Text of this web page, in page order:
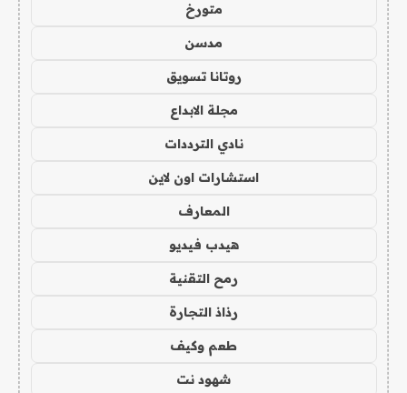
متورخ
مدسن
روتانا تسويق
مجلة الابداع
نادي الترددات
استشارات اون لاين
المعارف
هيدب فيديو
رمح التقنية
رذاذ التجارة
طعم وكيف
شهود نت